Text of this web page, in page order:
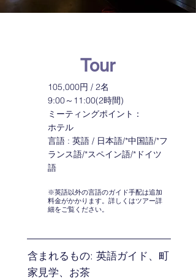
Tour
105,000円 / 2名
9:00～11:00(2時間)
ミーティングポイント：
​ホテル
言語 : 英語 / 日本語/*中国語/*フ
ランス語/*スペイン語/*ドイツ
語
​​※英語以外の言語のガイド手配は追加
料金がかかります。詳しくはツアー詳
細をご覧ください。
含まれるもの: 英語ガイド、町
家見学、お茶